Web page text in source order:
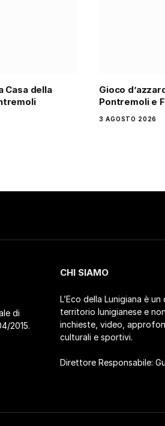
Casa della
Gioco
Pontremoli e
3 AGOSTO 2026
di
2015.
CHI SIAMO
L’Eco della Lunigiana è
territorio lunigianese e
inchieste, video,
culturali e sportivi.
Direttore Responsabile: